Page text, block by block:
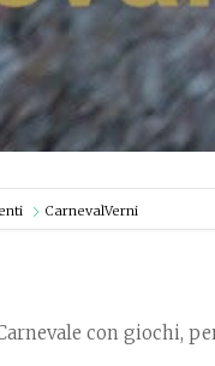
CarnevalVerni
con giochi,